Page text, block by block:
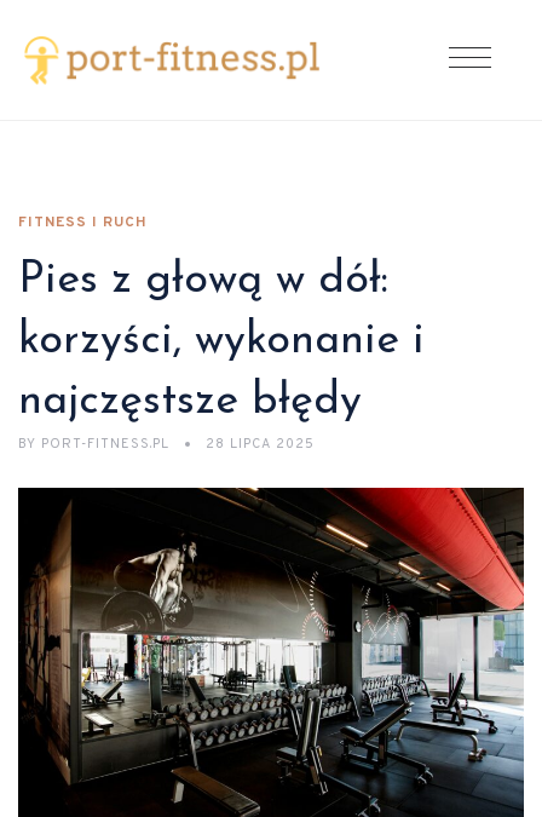
FITNESS I RUCH
Pies z głową w dół:
korzyści, wykonanie i
najczęstsze błędy
BY PORT-FITNESS.PL 28 LIPCA 2025